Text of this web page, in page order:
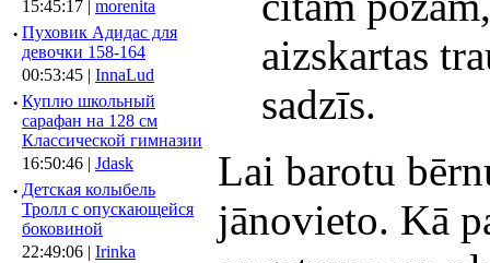
15:45:17 | morenita
· Пуховик Адидас для
девочки 158-164
00:53:45 | InnaLud
· Куплю школьный
сарафан на 128 см
Классической гимназии
16:50:46 | Jdask
· Детская колыбель
Тролл с опускающейся
боковиной
22:49:06 | Irinka
aizskartas
sadzīs.
Lai barotu
jānovieto. Kā